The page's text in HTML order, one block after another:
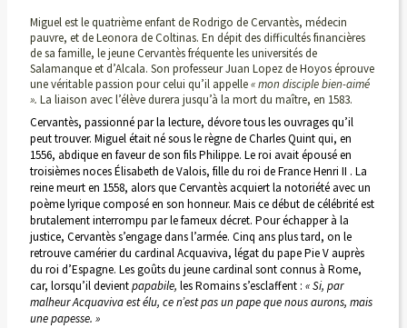
Miguel est le quatrième enfant de Rodrigo de Cervantès, médecin
pauvre, et de Leonora de Coltinas. En dépit des difficultés financières
de sa famille, le jeune Cervantès fréquente les universités de
Salamanque et d’Alcala. Son professeur Juan Lopez de Hoyos éprouve
une véritable passion pour celui qu’il appelle« mon disciple bien-aimé
». La liaison avec l’élève durera jusqu’à la mort du maître, en 1583.
Cervantès, passionné par la lecture, dévore tous les ouvrages qu’il
peut trouver. Miguel était né sous le règne de Charles Quint qui, en
1556, abdique en faveur de son fils Philippe. Le roi avait épousé en
troisièmes noces Élisabeth de Valois, fille du roi de France Henri II . La
reine meurt en 1558, alors que Cervantès acquiert la notoriété avec un
poème lyrique composé en son honneur. Mais ce début de célébrité est
brutalement interrompu par le fameux décret. Pour échapper à la
justice, Cervantès s’engage dans l’armée. Cinq ans plus tard, on le
retrouve camérier du cardinal Acquaviva, légat du pape Pie V auprès
du roi d’Espagne. Les goûts du jeune cardinal sont connus à Rome,
car, lorsqu’il devientpapabile, les Romains s’esclaffent : « Si, par
malheur Acquaviva est élu, ce n’est pas un pape que nous aurons, mais
une papesse. »